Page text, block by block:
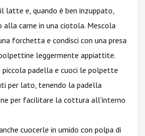
latte e, quando è ben inzuppato,
carne in una ciotola. Mescola
forchetta e condisci con una presa
leggermente appiattite.
piccola padella e cuoci le polpette
per lato, tenendo la padella
per facilitare la cottura all'interno
cuocerle in umido con polpa di